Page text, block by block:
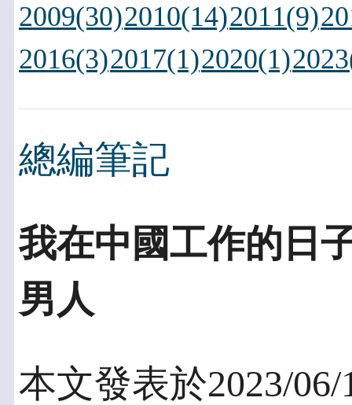
2009(30)2010(14)2011(9)
2016(3)2017(1)2020(1)
總編筆記
我在中國工作的日
男人
本文發表於2023/06/